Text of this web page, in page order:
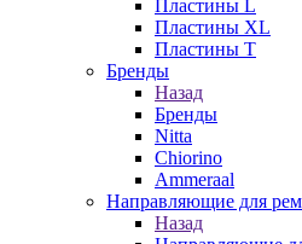
Пластины L
Пластины XL
Пластины T
Бренды
Назад
Бренды
Nitta
Chiorino
Ammeraal
Направляющие для
Назад